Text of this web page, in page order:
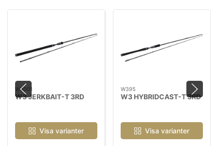
W3001
W3 JERKBAIT-T 3RD
Visa varianter
W395
W3 HYBRIDCAST-T 3RD
Visa varianter